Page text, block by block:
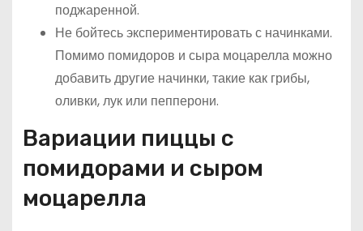
поджаренной.
Не бойтесь экспериментировать с начинками.
Помимо помидоров и сыра моцарелла можно
добавить другие начинки, такие как грибы,
оливки, лук или пепперони.
Вариации пиццы с
помидорами и сыром
моцарелла